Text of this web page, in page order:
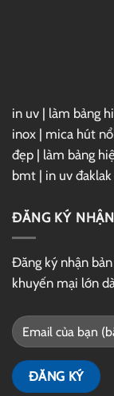
in uv | làm bảng
inox | mica hút
đẹp | làm bảng
bmt | in uv đaklak
ĐĂNG KÝ
Đăng ký nhận
khuyến mại lớn